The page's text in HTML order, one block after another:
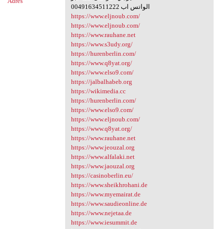
00491634511222 الواتس اب
https://www.eljnoub.com/
https://www.eljnoub.com/
https://www.rauhane.net
https://www.s3udy.org/
https://hurenberlin.com/
https://www.q8yat.org/
https://www.elso9.com/
https://jalbalhabeb.org
https://wikimedia.cc
https://hurenberlin.com/
https://www.elso9.com/
https://www.eljnoub.com/
https://www.q8yat.org/
https://www.rauhane.net
https://www.jeouzal.org
https://www.alfalaki.net
https://www.jaouzal.org
https://casinoberlin.eu/
https://www.sheikhrohani.de
https://www.myemairat.de
https://www.saudieonline.de
https://www.nejetaa.de
https://www.iesummit.de